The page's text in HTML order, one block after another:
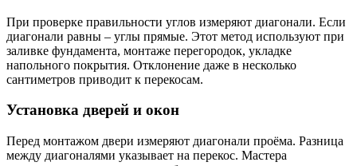
При проверке правильности углов измеряют диагонали. Если
диагонали равны – углы прямые. Этот метод используют при
заливке фундамента, монтаже перегородок, укладке
напольного покрытия. Отклонение даже в несколько
сантиметров приводит к перекосам.
Установка дверей и окон
Перед монтажом двери измеряют диагонали проёма. Разница
между диагоналями указывает на перекос. Мастера